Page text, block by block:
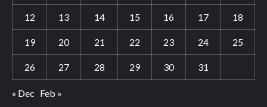
12 13 14 15 16 17 18
19 20 21 22 23 24 25
26 27 28 29 30 31
« Dec Feb »